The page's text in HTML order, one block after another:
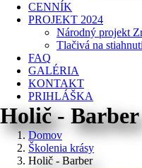
CENNÍK
PROJEKT 2024
Národný projekt
Tlačivá na
FAQ
GALÉRIA
KONTAKT
PRIHLÁŠKA
Holič - Barber
Domov
Školenia krásy
Holič - Barber